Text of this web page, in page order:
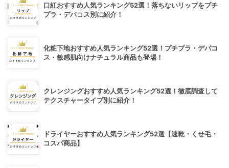
口紅おすすめ人気ランキング52選！落ちないリップをプチ
プラ・デパコス別に紹介！
化粧下地おすすめ人気ランキング52選！プチプラ・デパコ
ス・敏感肌向けナチュラル商品も登場！
クレンジングおすすめ人気ランキング52選！徹底調査して
テクスチャータイプ別に紹介！
ドライヤーおすすめ人気ランキング52選【速乾・くせ毛・
コスパ商品】